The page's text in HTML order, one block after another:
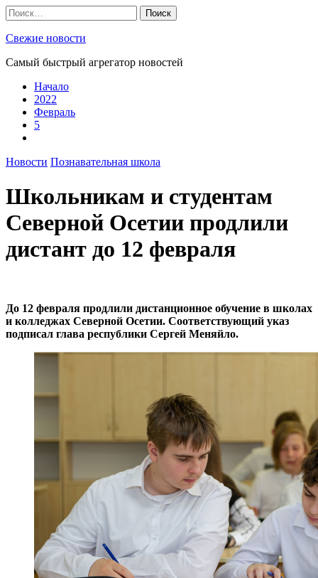
Skip
to
content
Найти:
Свежие новости
Самый быстрый агрегатор новостей
Начало
2022
Февраль
5
Новости Познавательная школа
Школьникам и студентам
Северной Осетии продлили
дистант до 12 февраля
До 12 февраля продлили дистанционное обучение в школах
и колледжах Северной Осетии. Соответствующий указ
подписал глава республики Сергей Меняйло.